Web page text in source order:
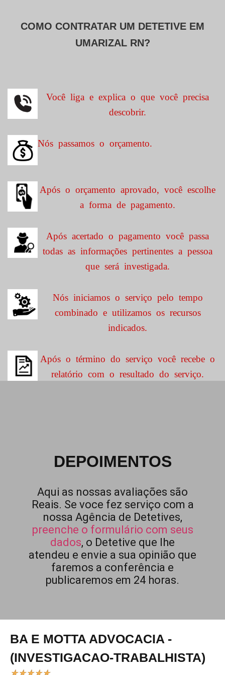
COMO CONTRATAR UM DETETIVE EM
UMARIZAL RN?
Você liga e explica o que você precisa
descobrir.
Nós passamos o orçamento.
Após o orçamento aprovado, você escolhe
a forma de pagamento.
Após acertado o pagamento você passa
todas as informações pertinentes a pessoa
que será investigada.
Nós iniciamos o serviço pelo tempo
combinado e utilizamos os recursos
indicados.
Após o término do serviço você recebe o
relatório com o resultado do serviço.
DEPOIMENTOS
Aqui as nossas avaliações são
Reais. Se voce fez serviço com a
nossa Agência de Detetives,
preenche o formulário com seus
dados, o Detetive que lhe
atendeu e envie a sua opinião que
faremos a conferência e
publicaremos em 24 horas.
BA E MOTTA ADVOCACIA -
(INVESTIGACAO-TRABALHISTA)
★★★★★